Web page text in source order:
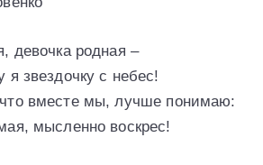
девочка родная –
я звездочку с небес!
вместе мы, лучше понимаю:
мысленно воскрес!